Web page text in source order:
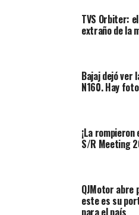
rango de desempeño de la
, dos de sus
TVS Orbiter:
extraño de la
Bajaj dejó ver
N160. Hay
¡La rompieron
S/R Meeting
QJMotor abre
este es su
para el país